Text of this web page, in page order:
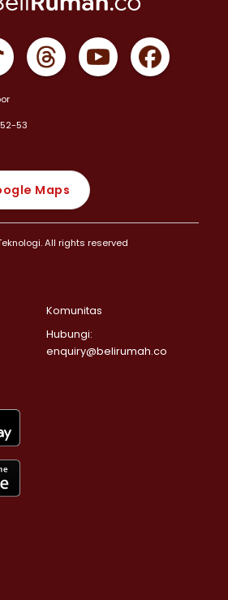
53
Maps
All rights reserved
Komunitas
Hubungi:
enquiry@belirumah.co